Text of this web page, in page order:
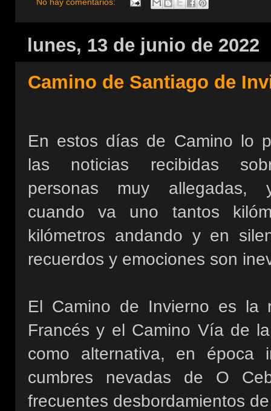
No hay comentarios:
lunes, 13 de junio de 2022
Camino de Santiago de
En estos días de Camino lo
las noticias recibidas
personas muy allegadas,
cuando va uno tantos
kilómetros andando y en
recuerdos y emociones son
El Camino de Invierno es la
Francés y el Camino Vía de
como alternativa, en
cumbres nevadas de O
frecuentes desbordamientos